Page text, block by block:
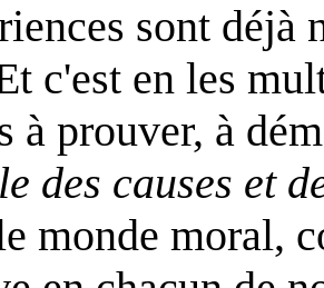
sont déjà
c'est en les
à prouver, à
des causes et
monde moral,